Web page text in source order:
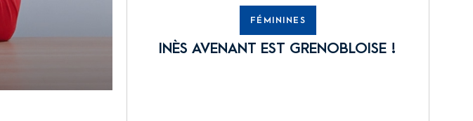
FÉMININES
INÈS AVENANT EST GRENOBLOISE !